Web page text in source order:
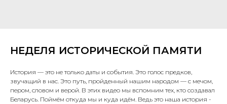
НЕДЕЛЯ ИСТОРИЧЕСКОЙ ПАМЯТИ
История — это не только даты и события. Это голос предков,
звучащий в нас. Это путь, пройденный нашим народом — с мечом,
пером, словом и верой. В этих видео мы вспомним тех, кто создавал
Беларусь. Поймём откуда мы и куда идём. Ведь это наша история -